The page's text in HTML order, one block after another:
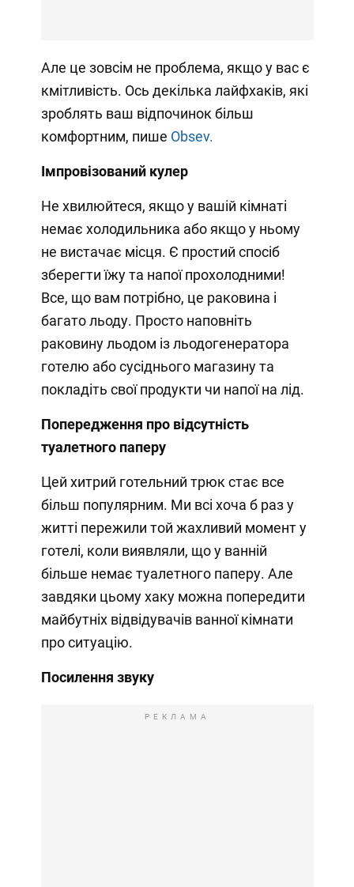
Але це зовсім не проблема, якщо у вас є
кмітливість. Ось декілька лайфхаків, які
зроблять ваш відпочинок більш
комфортним, пише Obsev.
Імпровізований кулер
Не хвилюйтеся, якщо у вашій кімнаті
немає холодильника або якщо у ньому
не вистачає місця. Є простий спосіб
зберегти їжу та напої прохолодними!
Все, що вам потрібно, це раковина і
багато льоду. Просто наповніть
раковину льодом із льодогенератора
готелю або сусіднього магазину та
покладіть свої продукти чи напої на лід.
Попередження про відсутність
туалетного паперу
Цей хитрий готельний трюк стає все
більш популярним. Ми всі хоча б раз у
житті пережили той жахливий момент у
готелі, коли виявляли, що у ванній
більше немає туалетного паперу. Але
завдяки цьому хаку можна попередити
майбутніх відвідувачів ванної кімнати
про ситуацію.
Посилення звуку
РЕКЛАМА